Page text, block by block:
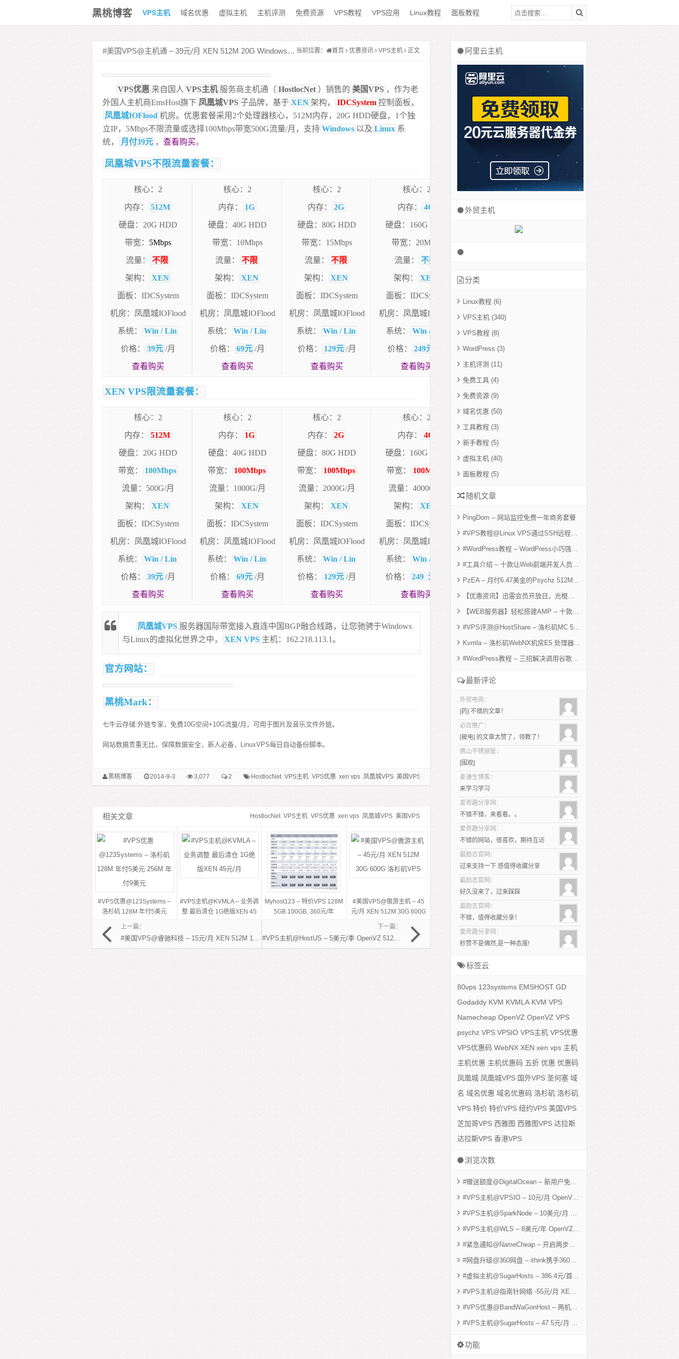
黑桃博客 VPS主机 域名优惠 虚拟主机 主机评测 免费资源 VPS教程 VPS应用 Linux教程 面板教程
当前位置： 首页 优惠资讯 VPS主机 正文
#美国VPS@主机通 – 39元/月 XEN 512M 20G Windows 凤凰城VPS
VPS优惠 来自国人 VPS主机 服务商主机通（ HostlocNet ）销售的 美国VPS ，作为老
外国人主机商EmsHost旗下 凤凰城VPS 子品牌，基于 XEN 架构， IDCSystem 控制面板，
凤凰城IOFlood 机房。优惠套餐采用2个处理器核心，512M内存，20G HDD硬盘，1个独
立IP，5Mbps不限流量或选择100Mbps带宽500G流量/月，支持 Windows 以及 Linux 系
统，
月付39元 ， 查看购买。
凤凰城VPS不限流量套餐：
核心：2
内存： 512M
硬盘：20G HDD
带宽： 5Mbps
流量： 不限
架构： XEN
面板：IDCSystem
机房：凤凰城IOFlood
系统： Win / Lin
价格： 39元 /月
查看购买
核心：2
内存： 1G
硬盘：40G HDD
带宽：10Mbps
流量： 不限
架构： XEN
面板：IDCSystem
机房：凤凰城IOFlood
系统： Win / Lin
价格： 69元 /月
查看购买
核心：2
内存： 2G
硬盘：80G HDD
带宽：15Mbps
流量： 不限
架构： XEN
面板：IDCSystem
机房：凤凰城IOFlood
系统： Win / Lin
价格： 129元 /月
查看购买
核心：2
内存： 4G
硬盘：160G HDD
带宽：20Mbps
流量： 不限
架构： XEN
面板：IDCSystem
机房：凤凰城IOFlood
系统： Win / Lin
价格： 249元
查看购买
XEN VPS限流量套餐：
核心：2
内存： 512M
硬盘：20G HDD
带宽： 100Mbps
流量：500G/月
架构： XEN
面板：IDCSystem
机房：凤凰城IOFlood
系统： Win / Lin
价格： 39元 /月
查看购买
核心：2
内存： 1G
硬盘：40G HDD
带宽： 100Mbps
流量：1000G/月
架构： XEN
面板：IDCSystem
机房：凤凰城IOFlood
系统： Win / Lin
价格： 69元 /月
查看购买
核心：2
内存： 2G
硬盘：80G HDD
带宽： 100Mbps
流量：2000G/月
架构： XEN
面板：IDCSystem
机房：凤凰城IOFlood
系统： Win / Lin
价格： 129元 /月
查看购买
核心：2
内存： 4G
硬盘：160G HDD
带宽： 100Mbps
流量：4000G/月
架构： XEN
面板：IDCSystem
机房：凤凰城IOFlood
系统： Win / Lin
价格： 249 元
查看购买
凤凰城VPS 服务器国际带宽接入直连中国BGP融合线路，让您驰骋于Windows
与Linux的虚拟化世界之中，
XEN VPS 主机：162.218.113.1。
官方网站：
黑桃Mark：
七牛云存储:外链专家，免费10G空间+10G流量/月，可用于图片及音乐文件外链。
网站数据贵重无比，保障数据安全，新人必备，LinuxVPS每日自动备份脚本。
黑桃博客 2014-9-3 3,077 2 HostlocNet VPS主机 VPS优惠 xen vps 凤凰城VPS 美国VPS
HostlocNet VPS主机 VPS优惠 xen vps 凤凰城VPS 美国VPS
相关文章
#VPS优惠@123Systems –
洛杉矶 128M 年付5美元
256M 年付9美元
#VPS主机@KVMLA – 业务调
整 最后清仓 1G绝版XEN 45
Myhost123 – 特价VPS 128M
5GB 100GB, 360元/年
#美国VPS@傲游主机 – 45
元/月 XEN 512M 30G 600G
洛杉矶VPS
上一篇：
#美国VPS@睿驰科技 – 15元/月 XEN 512M 10G G口200G 洛杉矶VPS
下一篇：
#VPS主机@HostUS – 5美元/季 OpenVZ 512M 10G G口250G 美国VPS
阿里云主机
外贸主机
分类
Linux教程 (6)
VPS主机 (340)
VPS教程 (8)
WordPress (3)
主机评测 (11)
免费工具 (4)
免费资源 (9)
域名优惠 (50)
工具教程 (3)
新手教程 (5)
虚拟主机 (40)
面板教程 (5)
随机文章
PingDom – 网站监控免费一年商务套餐
#VPS教程@Linux VPS通过SSH远程备份
#WordPress教程 – WordPress小巧强大的缓存优化插件:Hyper Cache
#工具介绍 – 十款让Web前端开发人员更轻松的实用工具
PzEA – 月付6.47美金的Psychz 512M XEN性能简单测试
【优惠资讯】迅雷会员开放日，光棍节5折白金年付仅需90元
【WEB服务器】轻松搭建AMP – 十款免费Web服务器套件
#VPS评测@HostShare – 洛杉矶MC 512M ovz VPS评测
Kvmla – 洛杉矶WebNX机房E5 处理器新服512M Xen简单评测
#WordPress教程 – 三招解决调用谷歌字体加载过慢问题
最新评论
外贸电商：
[药] 不错的文章！
必应推广：
[被电] 的文章太赞了，领教了！
佛山不锈钢管：
[围观]
麦谦生博客：
来学习学习
爱奇趣分享网：
不错不错，来看看。。
爱奇趣分享网：
不错的网站，很喜欢，期待互访
最励志官网：
过来支持一下 感值得收藏分享
最励志官网：
好久没来了，过来踩踩
最励志官网：
不错，值得收藏分享！
爱奇趣分享网：
秒赞不是偶然,是一种态度!
标签云
80vps 123systems EMSHOST GD
Godaddy KVM KVMLA KVM VPS
Namecheap OpenVZ OpenVZ VPS
psychz VPS VPSIO VPS主机 VPS优惠
VPS优惠码 WebNX XEN xen vps 主机
主机优惠 主机优惠码 五折 优惠 优惠码
凤凰城 凤凰城VPS 国外VPS 圣何塞 域
名 域名优惠 域名优惠码 洛杉矶 洛杉矶
VPS 特价 特价VPS 纽约VPS 美国VPS
芝加哥VPS 西雅图 西雅图VPS 达拉斯
达拉斯VPS 香港VPS
浏览次数
#赠送额度@DigitalOcean – 新用户免费赠送25美元余额 512M KVM可用5个月
#VPS主机@VPSIO – 10元/月 OpenVZ 1G 40G 1600G 洛杉矶VPS
#VPS主机@SparkNode – 10美元/月 XEN 1G 30G SSD 3000G 美国VPS
#VPS主机@WLS – 8美元/年 OpenVZ 256M 10G 3T 两机房
#紧急通知@NameCheap – 开启两步验证 防止账户信息泄露
#网盘升级@360网盘 – ithink携手360免费获取2T网络硬盘
#虚拟主机@SugarHosts – 386.4元/首年 香港独立IP cPanel主机 5000M 50G
#VPS主机@指南针网络 -55元/月 XEN 512M 30G 3M不限 香港VPS
#VPS优惠@BandWaGonHost – 两机房 ovz 512M神器 9.99美元/年
#VPS主机@SugarHosts – 47.5元/月 XEN 768M 10G SSD 1T 洛杉矶VPS
功能